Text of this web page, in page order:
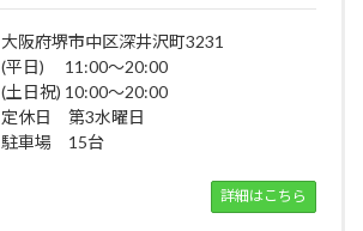
大阪府堺市中区深井沢町3231
(平日) 11:00～20:00
(土日祝) 10:00～20:00
定休日 第3水曜日
駐車場 15台
詳細はこちら